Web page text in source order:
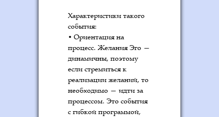
Характеристики такого
события:
• Ориентация на
процесс. Желания Эго —
динамичны, поэтому
если стремиться к
реализации желаний, то
необходимо — идти за
процессом. Это события
с гибкой программой,